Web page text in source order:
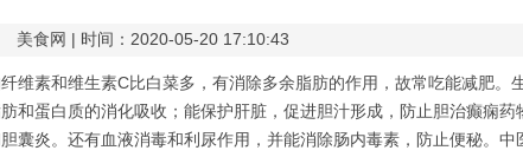
美食网 | 时间：2020-05-20 17:10:43
维素和维生素C比白菜多，有消除多余脂肪的作用，故常吃能减肥。
和蛋白质的消化吸收；能保护肝脏，促进胆汁形成，防止胆治癫痫药
囊炎。还有血液消毒和利尿作用，并能消除肠内毒素，防止便秘。中